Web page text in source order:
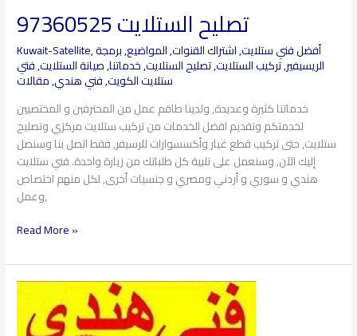
تصليح الستلايت 97360525
Kuwait-Satellite, أفضل فني ستلايت,اشتراك القنوات,المواضيع,برمجة
الريسيفير,تركيب الستلايت,تصليح الستلايت,خدماتنا,صيانة الستلايت,فتي
ستلايت الكويت,فني هندي,مقالات
خدماتنا كثيرة وعديدة, ولدينا طاقم عمل من المحترفين و المختصيين
لخدمتكم وتقديم افضل الخدمات من تركيب ستلايت مركزي وتصليح
ستلايت, حتى تركيب قطع غيار وأكسسوارات للرسيفر, فقط اتصل بنا وسنصل
إليك الآن, وسنعمل على تلبية كل طلباتك من زيارة واحدة. فني ستلايت
هندي و سوري و أردني ومصري و جنسيات أخرى, لكل منهم اختصاص
وعمل,
Read More »
تركيب
الستلايت
97360525